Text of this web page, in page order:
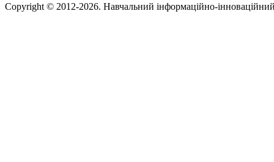
Copyright © 2012-2026. Навчальний інформаційно-інноваційний